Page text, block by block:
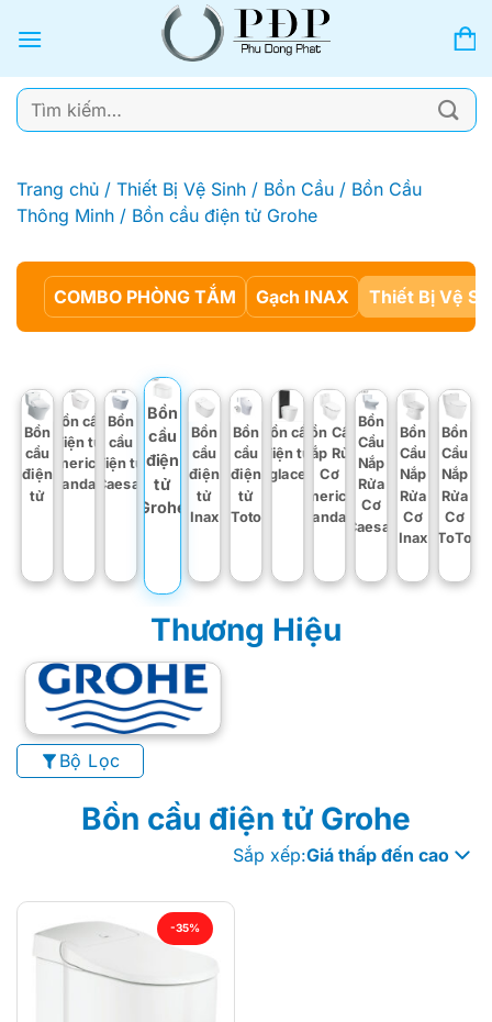
qua
dung
Tìm
kiếm:
Trang chủ / Thiết Bị Vệ Sinh / Bồn Cầu / Bồn Cầu
Thông Minh / Bồn cầu điện tử Grohe
COMBO PHÒNG TẮM Gạch INAX Thiết Bị Vệ
Bồn
cầu
điện
tử
Bồn cầu
điện tử
American
Standard
Bồn
cầu
điện tử
Caesar
Bồn
cầu
điện
tử
Grohe
Bồn
cầu
điện
tử
Inax
Bồn
cầu
điện
tử
Toto
Bồn cầu
điện tử
Viglacera
Bồn Cầu
Nắp Rửa
Cơ
American
Standard
Bồn
Cầu
Nắp
Rửa
Cơ
Caesar
Bồn
Cầu
Nắp
Rửa
Cơ
Inax
Bồn
Cầu
Nắp
Rửa
Cơ
ToTo
Thương Hiệu
Bộ Lọc
Bồn cầu điện tử Grohe
Sắp xếp:Giá thấp đến cao
-35%